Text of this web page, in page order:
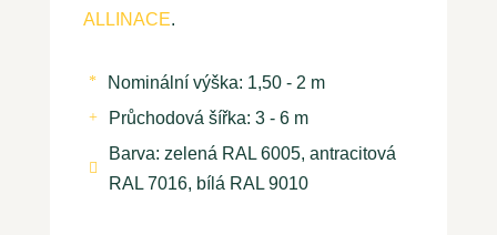
ALLINACE.
* Nominální výška: 1,50 - 2 m
+ Průchodová šířka: 3 - 6 m

Barva: zelená RAL 6005, antracitová
RAL 7016, bílá RAL 9010